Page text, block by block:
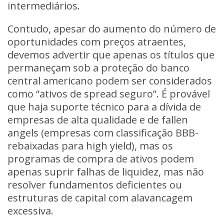
intermediários.
Contudo, apesar do aumento do número de
oportunidades com preços atraentes,
devemos advertir que apenas os títulos que
permaneçam sob a proteção do banco
central americano podem ser considerados
como “ativos de spread seguro”. É provável
que haja suporte técnico para a dívida de
empresas de alta qualidade e de fallen
angels (empresas com classificação BBB-
rebaixadas para high yield), mas os
programas de compra de ativos podem
apenas suprir falhas de liquidez, mas não
resolver fundamentos deficientes ou
estruturas de capital com alavancagem
excessiva.